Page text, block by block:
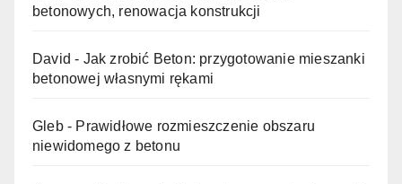
betonowych, renowacja konstrukcji
David - Jak zrobić Beton: przygotowanie mieszanki
betonowej własnymi rękami
Gleb- Prawidłowe rozmieszczenie obszaru
niewidomego z betonu